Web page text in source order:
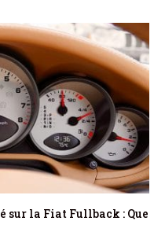
la Fiat Fullback : Que